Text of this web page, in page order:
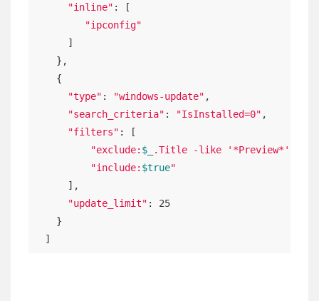
"inline" : [
"ipconfig"
      ]
    },
    {
"type" : "windows-update" ,
"search_criteria" : "IsInstalled=0" ,
"filters" : [
"exclude: $_ .Title -like '*Preview*'"
"include: $true"
      ],
"update_limit" : 25
    }
  ]